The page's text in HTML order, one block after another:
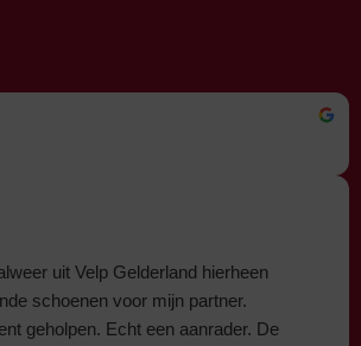
uit Velp Gelderland hierheen
schoenen voor mijn partner.
geholpen. Echt een aanrader. De